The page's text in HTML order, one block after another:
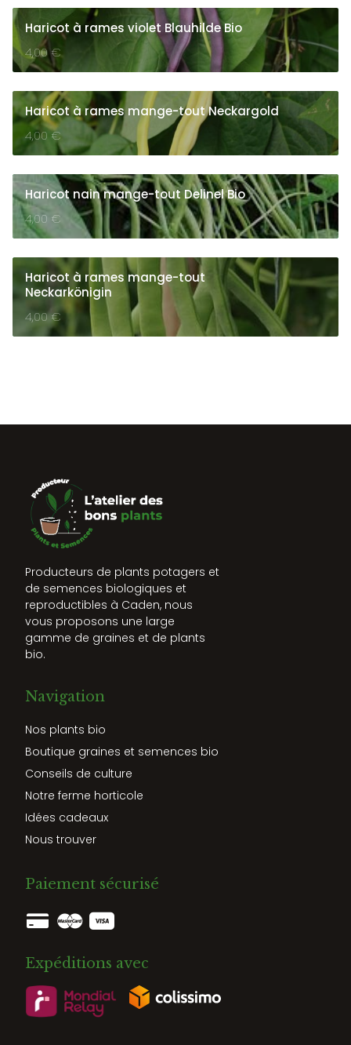
Haricot à rames violet Blauhilde Bio
4,00€
Haricot à rames mange-tout Neckargold
4,00€
Haricot nain mange-tout Delinel Bio
4,00 €
Haricot à rames mange-tout
Neckarkönigin
4,00€
Producteurs de plants potagers et
de semences biologiques et
reproductibles à Caden, nous
vous proposons une large
gamme de graines et de plants
bio.
Navigation
Nos plants bio
Boutique graines et semences bio
Conseils de culture
Notre ferme horticole
Idées cadeaux
Nous trouver
Paiement sécurisé
Expéditions avec